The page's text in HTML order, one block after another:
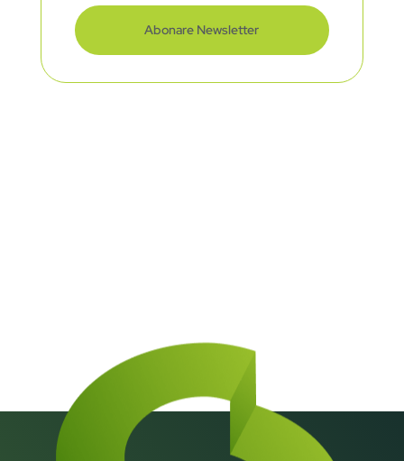
Abonare Newsletter